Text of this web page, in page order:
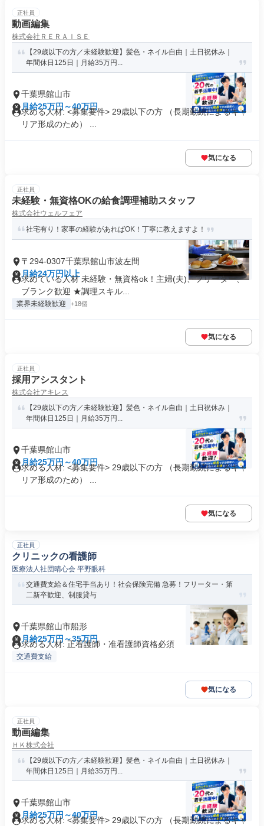
正社員
動画編集
株式会社ＲＥＲＡＩＳＥ
【29歳以下の方／未経験歓迎】髪色・ネイル自由｜土日祝休み｜
年間休日125日｜月給35万円...
千葉県館山市
月給25万円～40万円
求める人材: <募集要件> 29歳以下の方 （長期勤続によるキャ
リア形成のため） ...
気になる
正社員
未経験・無資格OKの給食調理補助スタッフ
株式会社ウェルフェア
社宅有り！家事の経験があればOK！丁寧に教えますよ！
〒294-0307千葉県館山市波左間
月給24万円以上
求めている人材 未経験・無資格ok！主婦(夫)、フリーター、
ブランク歓迎 ★調理スキル...
業界未経験歓迎 +18個
気になる
正社員
採用アシスタント
株式会社アキレス
【29歳以下の方／未経験歓迎】髪色・ネイル自由｜土日祝休み｜
年間休日125日｜月給35万円...
千葉県館山市
月給25万円～40万円
求める人材: <募集要件> 29歳以下の方 （長期勤続によるキャ
リア形成のため） ...
気になる
正社員
クリニックの看護師
医療法人社団晴心会 平野眼科
交通費支給＆住宅手当あり！社会保険完備 急募！フリーター・第
二新卒歓迎、制服貸与
千葉県館山市船形
月給25万円～35万円
求める人材: 正看護師・准看護師資格必須
交通費支給
気になる
正社員
動画編集
ＨＫ株式会社
【29歳以下の方／未経験歓迎】髪色・ネイル自由｜土日祝休み｜
年間休日125日｜月給35万円...
千葉県館山市
月給25万円～40万円
求める人材: <募集要件> 29歳以下の方 （長期勤続によるキャ